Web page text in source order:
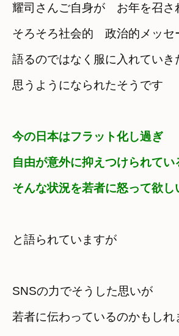
耀司さんご自身が　お年を召さ
そろそろ社会的　政治的メッセ
語るのではなく服に入れていき
思うようになられたそうです
今の日本はフラット化し過ぎ
自由が意外に抑えつけられてい
そんな状況を若者に怒って欲し
と語られていますが
SNSの力でそうした思いが
若者に伝わっているのかもしれ